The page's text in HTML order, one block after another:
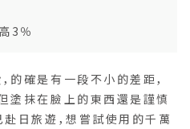
3％
的確是有一段不小的差距，
塗抹在臉上的東西還是謹慎
日旅遊，想嘗試使用的千萬